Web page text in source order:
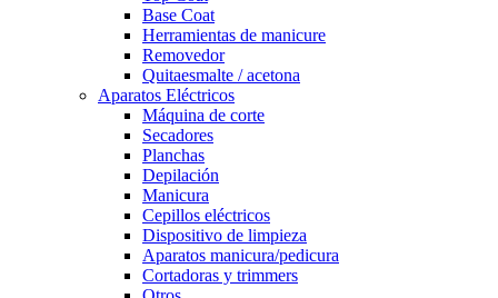
Base Coat
Herramientas de manicure
Removedor
Quitaesmalte / acetona
Aparatos Eléctricos
Máquina de corte
Secadores
Planchas
Depilación
Manicura
Cepillos eléctricos
Dispositivo de limpieza
Aparatos manicura/pedicura
Cortadoras y trimmers